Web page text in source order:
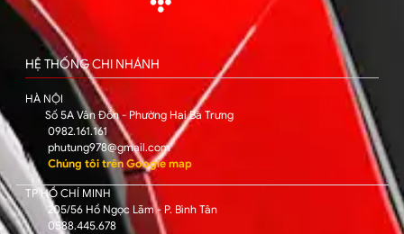
HỆ THỐNG CHI NHÁNH
HÀ NỘI
Số 5A Vân Đồn - Phường Hai Bà Trưng
0982.161.161
phutung978@gmail.com
Chúng tôi trên Google map
TP HỒ CHÍ MINH
205/56 Hồ Ngọc Lãm - P. Bình Tân
0588.445.678